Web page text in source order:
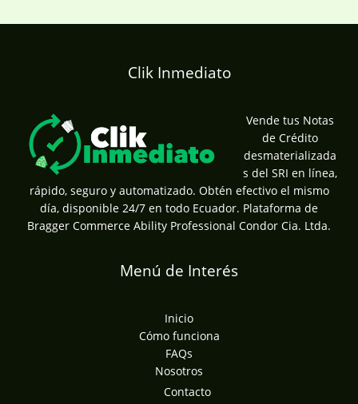
Clik Inmediato
Vende tus Notas
de Crédito
desmaterializada
s del SRI en línea,
rápido, seguro y automatizado. Obtén efectivo el mismo
día, disponible 24/7 en todo Ecuador. Plataforma de
Bragger Commerce Ability Professional Condor Cia. Ltda.
Menú de Interés
Inicio
Cómo funciona
FAQs
Nosotros
Contacto